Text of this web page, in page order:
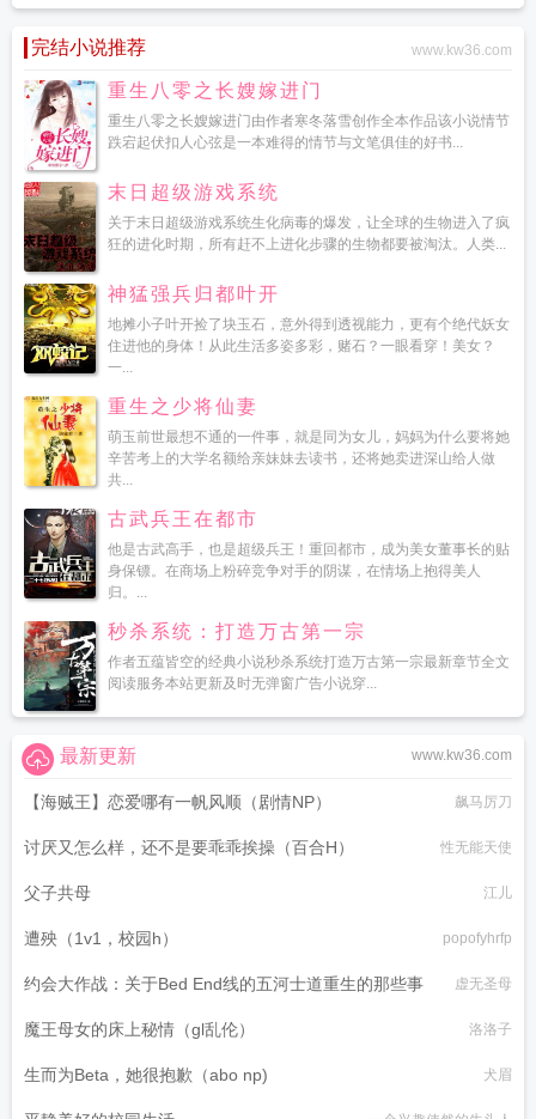
完结小说推荐 www.kw36.com
重生八零之长嫂嫁进门
重生八零之长嫂嫁进门由作者寒冬落雪创作全本作品该小说情节
跌宕起伏扣人心弦是一本难得的情节与文笔俱佳的好书...
末日超级游戏系统
关于末日超级游戏系统生化病毒的爆发，让全球的生物进入了疯
狂的进化时期，所有赶不上进化步骤的生物都要被淘汰。人类...
神猛强兵归都叶开
地摊小子叶开捡了块玉石，意外得到透视能力，更有个绝代妖女
住进他的身体！从此生活多姿多彩，赌石？一眼看穿！美女？
一...
重生之少将仙妻
萌玉前世最想不通的一件事，就是同为女儿，妈妈为什么要将她
辛苦考上的大学名额给亲妹妹去读书，还将她卖进深山给人做
共...
古武兵王在都市
他是古武高手，也是超级兵王！重回都市，成为美女董事长的贴
身保镖。在商场上粉碎竞争对手的阴谋，在情场上抱得美人
归。...
秒杀系统：打造万古第一宗
作者五蕴皆空的经典小说秒杀系统打造万古第一宗最新章节全文
阅读服务本站更新及时无弹窗广告小说穿...
www.kw36.com
最新更新
【海贼王】恋爱哪有一帆风顺（剧情NP） 飙马厉刀
讨厌又怎么样，还不是要乖乖挨操（百合H） 性无能天使
父子共母 江儿
遭殃（1v1，校园h） popofyhrfp
约会大作战：关于Bed End线的五河士道重生的那些事 虚无圣母
魔王母女的床上秘情（gl乱伦） 洛洛子
生而为Beta，她很抱歉（abo np) 犬眉